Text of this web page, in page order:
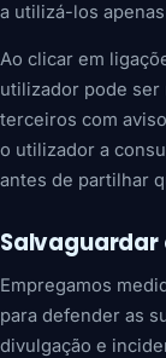
a utilizá-los
Ao clicar em
utilizador pode ser
terceiros com
o utilizador a
antes de partilhar
Salvaguardar
Empregamos
para defender as
divulgação e